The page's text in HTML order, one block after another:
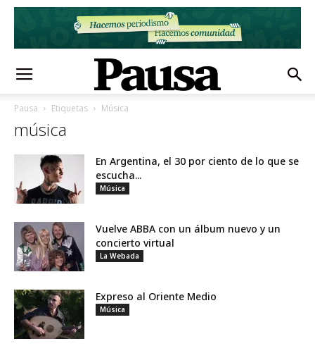
Pausa Etiquetas Música
música
En Argentina, el 30 por ciento de lo que se
escucha...
Música
Vuelve ABBA con un álbum nuevo y un
concierto virtual
La Webada
Expreso al Oriente Medio
Música